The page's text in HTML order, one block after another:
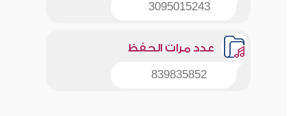
3095015243
عدد مرات الحفظ
839835852